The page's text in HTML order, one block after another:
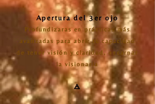
Apertura del 3er ojo
Profundizaras en prácticas más
avanzadas para abrir tu capacidad
de tener visión y claridad, encarnar
la visionaria
🜁